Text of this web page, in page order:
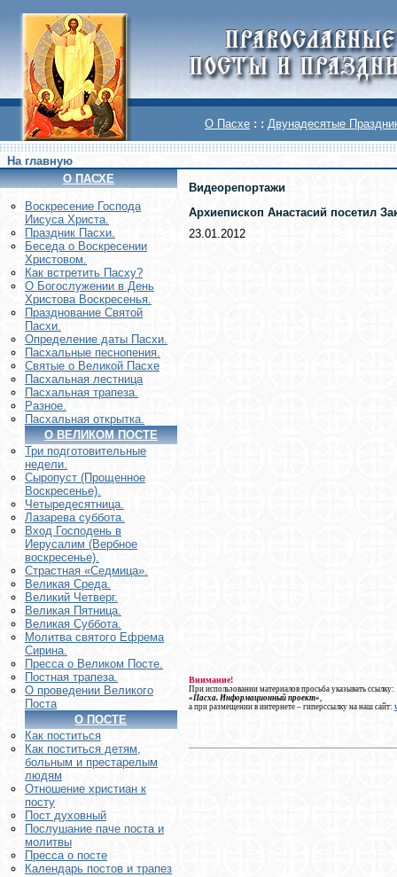
О Пасхе : : Двунадесятые
На главную
О ПАСХЕ
Воскреcение Господа
Иисуса Христа.
Праздник Пасхи.
Беседа о Воскресении
Христовом.
Как встретить Пасху?
О Богослужении в День
Христова Воскресенья.
Празднование Святой
Пасхи.
Определение даты Пасхи.
Пасхальные песнопения.
Святые о Великой Пасхе
Пасхальная лестница
Пасхальная трапеза.
Разное.
Пасхальная открытка.
О ВЕЛИКОМ ПОСТЕ
Три подготовительные
недели.
Сыропуст (Прощенное
Воскресенье).
Четыредесятница.
Лазарева суббота.
Вход Господень в
Иерусалим (Вербное
воскресенье).
Страстная «Седмица».
Великая Среда.
Великий Четверг.
Великая Пятница.
Великая Суббота.
Молитва святого Ефрема
Сирина.
Пресса о Великом Посте.
Постная трапеза.
О проведении Великого
Поста
О ПОСТЕ
Как поститься
Как поститься детям,
больным и престарелым
людям
Отношение христиан к
посту
Пост духовный
Послушание паче поста и
молитвы
Пресса о посте
Календарь постов и трапез
Видеорепортажи
Архиепископ Анастасий посетил
23.01.2012
Внимание!
При использовании материалов просьба указывать ссылку:
«Пасха. Информационный проект»
а при размещении в интернете – гиперссылку на наш сайт: